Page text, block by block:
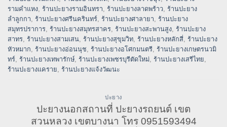
รามคำแหง, ร้านปะยางรามอินทรา, ร้านปะยางลาดพร้าว, ร้านปะยาง
ลำลูกกา, ร้านปะยางศรีนครินทร์, ร้านปะยางศาลายา, ร้านปะยาง
สมุทรปราการ, ร้านปะยางสมุทรสาคร, ร้านปะยางสะพานสูง, ร้านปะยาง
สาทร, ร้านปะยางสามเสน, ร้านปะยางสุขุมวิท, ร้านปะยางหลักสี่, ร้านปะยาง
หัวหมาก, ร้านปะยางอ่อนนุช, ร้านปะยางอโศกมนตรี, ร้านปะยางเกษตรนวมิ
ทร์, ร้านปะยางเทพารักษ์, ร้านปะยางเพชรบุรีตัดใหม่, ร้านปะยางเสรีไทย,
ร้านปะยางแคราย, ร้านปะยางแจ้งวัฒนะ
ปะยาง
ปะยางนอกสถานที่ ปะยางรถยนต์ เขต
สวนหลวง เขตบางนา โทร 0951593494